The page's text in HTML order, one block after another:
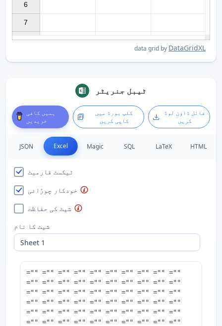
6
7
data grid by DataGridXL
ٹیبل جنریٹر
ہمیں کافی
خریدیں
کلپ بورڈ میں
کاپی کریں
فائل ڈاؤن لوڈ
کریں
JSON Excel Magic SQL LaTeX HTML
ٹیکسٹ فارمیٹ
خودکار چوڑائی
شیٹ کی حفاظت
شیٹ کا نام